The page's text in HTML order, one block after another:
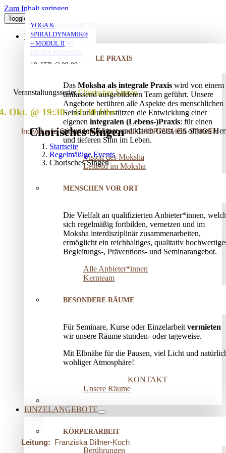
Zum Inhalt springen
Toggle Navigation
ÜBER UNS
INTEGRALE PRAXIS
Das Moksha als integrale Praxis wird von einem
umfassend ausgebildeten Team geführt. Unsere
Angebote berühren alle Aspekte des menschlichen
Seins und unterstützen die Entwicklung einer
eigenen integralen (Lebens-)Praxis: für einen
gesunden Körper und klaren Geist, ein offenes
und tieferen Sinn im Leben.
Vision des Moksha
Leitbild im Moksha
MENSCHEN VOR ORT
Die Vielfalt an qualifizierten Anbieter*innen,
sich regelmäßig fortbilden, vernetzen und im
Moksha interdisziplinär zusammenarbeiten,
ermöglicht ein reichhaltiges, qualitativ
Begleitungs-, Präventions­- und Seminarangebot.
Alle Anbieter*innen
Kernteam
BESONDERE RÄUME
Für Seminare, Kurse oder Einzelarbeit vermieten
wir unsere Räume stunden- oder tageweise.
Mit Elbnähe für die Pausen, viel Licht und
wohliger Atmosphäre!
KONTAKT
Unsere Räume
EINZELANGEBOTE
KÖRPERARBEIT
Berührungen
Chorisches Singen
Startseite
Regelmäßige Events
Chorisches Singen
Veranstaltungsserie:Chorisches Singen
Okt. @ 19:30-21:30
Individuelle Stimmentwicklung und CHORISCHES SINGEN
Leitung: Franziska Dillner-Koch
YOGA MIT DANIEL
10. AUG. @ 18:00
19:30
YOGA MIT DANIEL
10. AUG. @ 20:00
21:30
YOGA MIT DANIEL
11. AUG. @ 18:00
19:30
VERSTRICKUNGEN
LÖSEN – OFFENES
AUFSTELLUNGSSEMINAR
25. AUG. @ 17:00
AUFSTELLUNGSSEMINAR
– MIT DEM VATER
IN DIE EIGENE
KRAFT KOMMEN
17:30
YOGA &
SPIRALDYNAMIK®
– MODUL II
19. SEP. @ 09:00
20. SEP. @ 16:00